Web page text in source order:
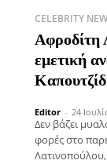
CELEBRITY
Αφροδίτη
εμετική
Editor - 24
Δεν βάζει
φορές στο
Λατινοπούλου,